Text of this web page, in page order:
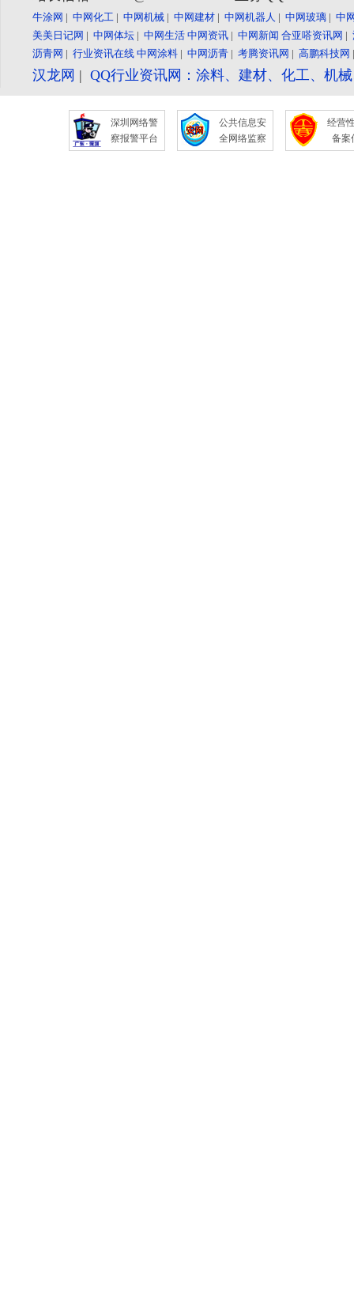
牛涂网 | 中网化工 | 中网机械 | 中网建材 | 中网机器人 | 中网玻璃 | 中
美美日记网 | 中网体坛 | 中网生活 中网资讯 | 中网新闻 合亚嗒资讯网 |
沥青网 | 行业资讯在线 中网涂料 | 中网沥青 | 考腾资讯网 | 高鹏科技网
汉龙网 | QQ行业资讯网：涂料、建材、化工、机
深圳网络警
察报警平台
公共信息安
全网络监察
经营
备案